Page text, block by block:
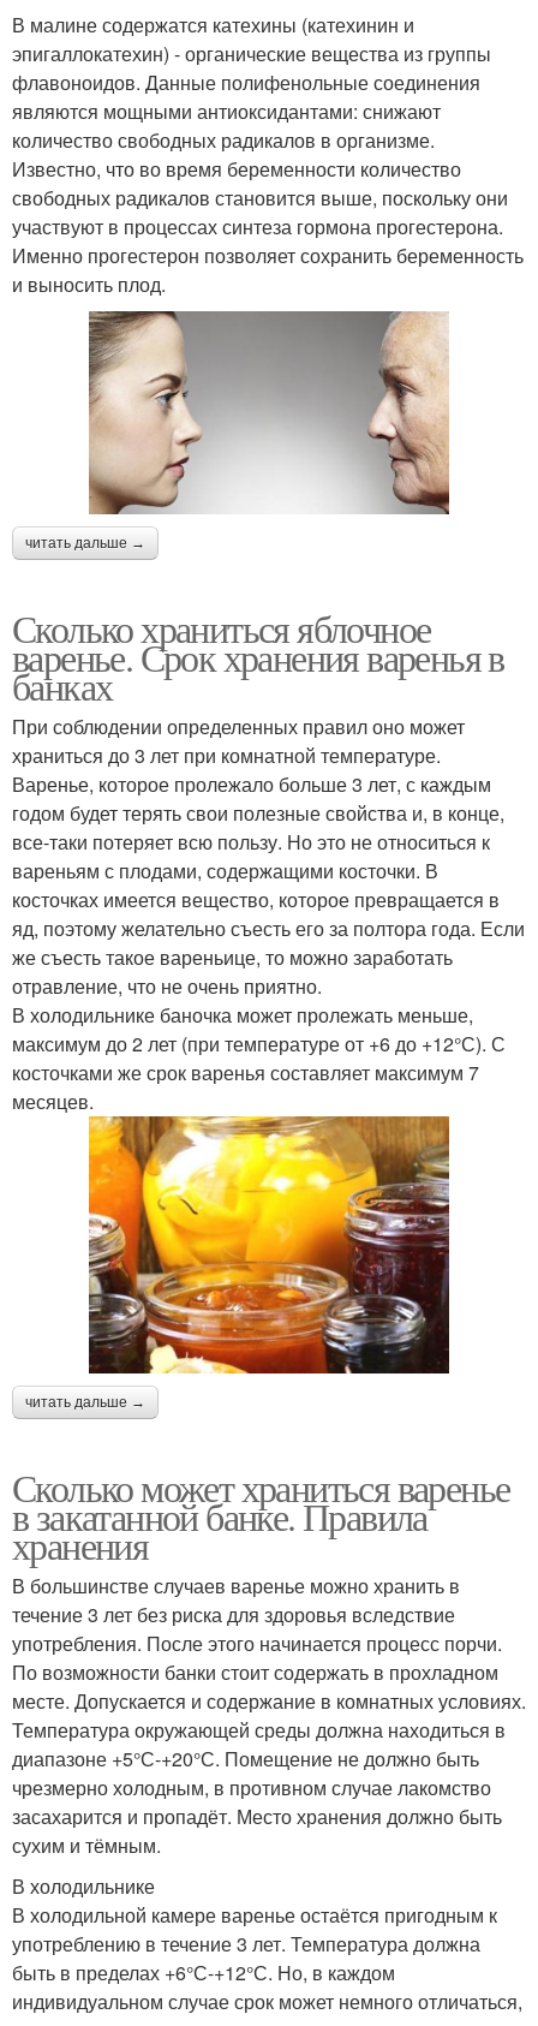
В малине содержатся катехины (катехинин и
эпигаллокатехин) - органические вещества из группы
флавоноидов. Данные полифенольные соединения
являются мощными антиоксидантами: снижают
количество свободных радикалов в организме.
Известно, что во время беременности количество
свободных радикалов становится выше, поскольку они
участвуют в процессах синтеза гормона прогестерона.
Именно прогестерон позволяет сохранить беременность
и выносить плод.
читать дальше →
Сколько храниться яблочное
варенье. Срок хранения варенья в
банках
При соблюдении определенных правил оно может
храниться до 3 лет при комнатной температуре.
Варенье, которое пролежало больше 3 лет, с каждым
годом будет терять свои полезные свойства и, в конце,
все-таки потеряет всю пользу. Но это не относиться к
вареньям с плодами, содержащими косточки. В
косточках имеется вещество, которое превращается в
яд, поэтому желательно съесть его за полтора года. Если
же съесть такое вареньице, то можно заработать
отравление, что не очень приятно.
В холодильнике баночка может пролежать меньше,
максимум до 2 лет (при температуре от +6 до +12°С). С
косточками же срок варенья составляет максимум 7
месяцев.
читать дальше →
Сколько может храниться варенье
в закатанной банке. Правила
хранения
В большинстве случаев варенье можно хранить в
течение 3 лет без риска для здоровья вследствие
употребления. После этого начинается процесс порчи.
По возможности банки стоит содержать в прохладном
месте. Допускается и содержание в комнатных условиях.
Температура окружающей среды должна находиться в
диапазоне +5°С-+20°С. Помещение не должно быть
чрезмерно холодным, в противном случае лакомство
засахарится и пропадёт. Место хранения должно быть
сухим и тёмным.
В холодильнике
В холодильной камере варенье остаётся пригодным к
употреблению в течение 3 лет. Температура должна
быть в пределах +6°С-+12°С. Но, в каждом
индивидуальном случае срок может немного отличаться,